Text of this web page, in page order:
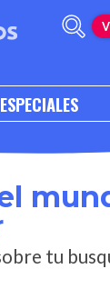
ESPECIALES
tu